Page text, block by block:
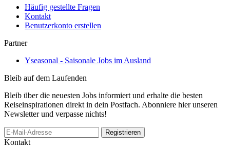
Häufig gestellte Fragen
Kontakt
Benutzerkonto erstellen
Partner
Yseasonal - Saisonale Jobs im Ausland
Bleib auf dem Laufenden
Bleib über die neuesten Jobs informiert und erhalte die besten
Reiseinspirationen direkt in dein Postfach. Abonniere hier unseren
Newsletter und verpasse nichts!
If
you
Registrieren
Kontakt